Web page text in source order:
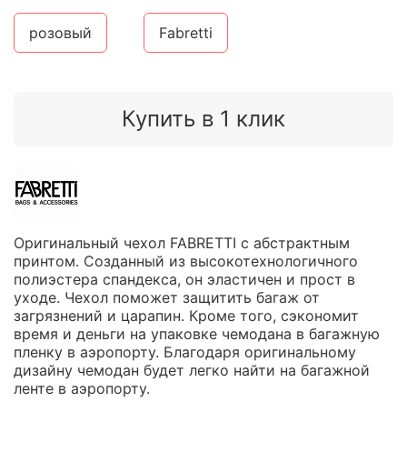
Купить в 1 клик
розовый Fabretti
Оригинальный чехол FABRETTI с абстрактным
принтом. Созданный из высокотехнологичного
полиэстера спандекса, он эластичен и прост в
уходе. Чехол поможет защитить багаж от
загрязнений и царапин. Кроме того, сэкономит
время и деньги на упаковке чемодана в багажную
пленку в аэропорту. Благодаря оригинальному
дизайну чемодан будет легко найти на багажной
ленте в аэропорту.